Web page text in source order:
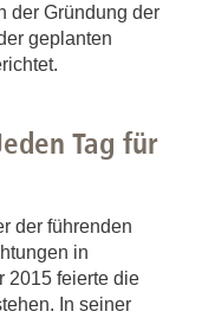
der Gründung der
geplanten
Tag für
der führenden
in
2015 feierte die
In seiner